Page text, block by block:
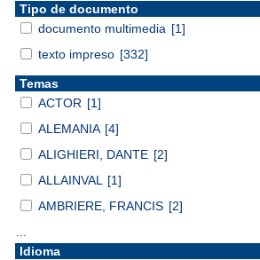
Tipo de documento
documento multimedia [1]
texto impreso [332]
Temas
ACTOR [1]
ALEMANIA [4]
ALIGHIERI, DANTE [2]
ALLAINVAL
[1]
AMBRIERE, FRANCIS [2]
Idioma